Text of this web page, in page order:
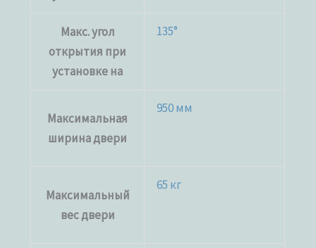
Макс. угол
открытия при
установке на
135°
Максимальная
ширина двери
950 мм
Максимальный
вес двери
65 кг